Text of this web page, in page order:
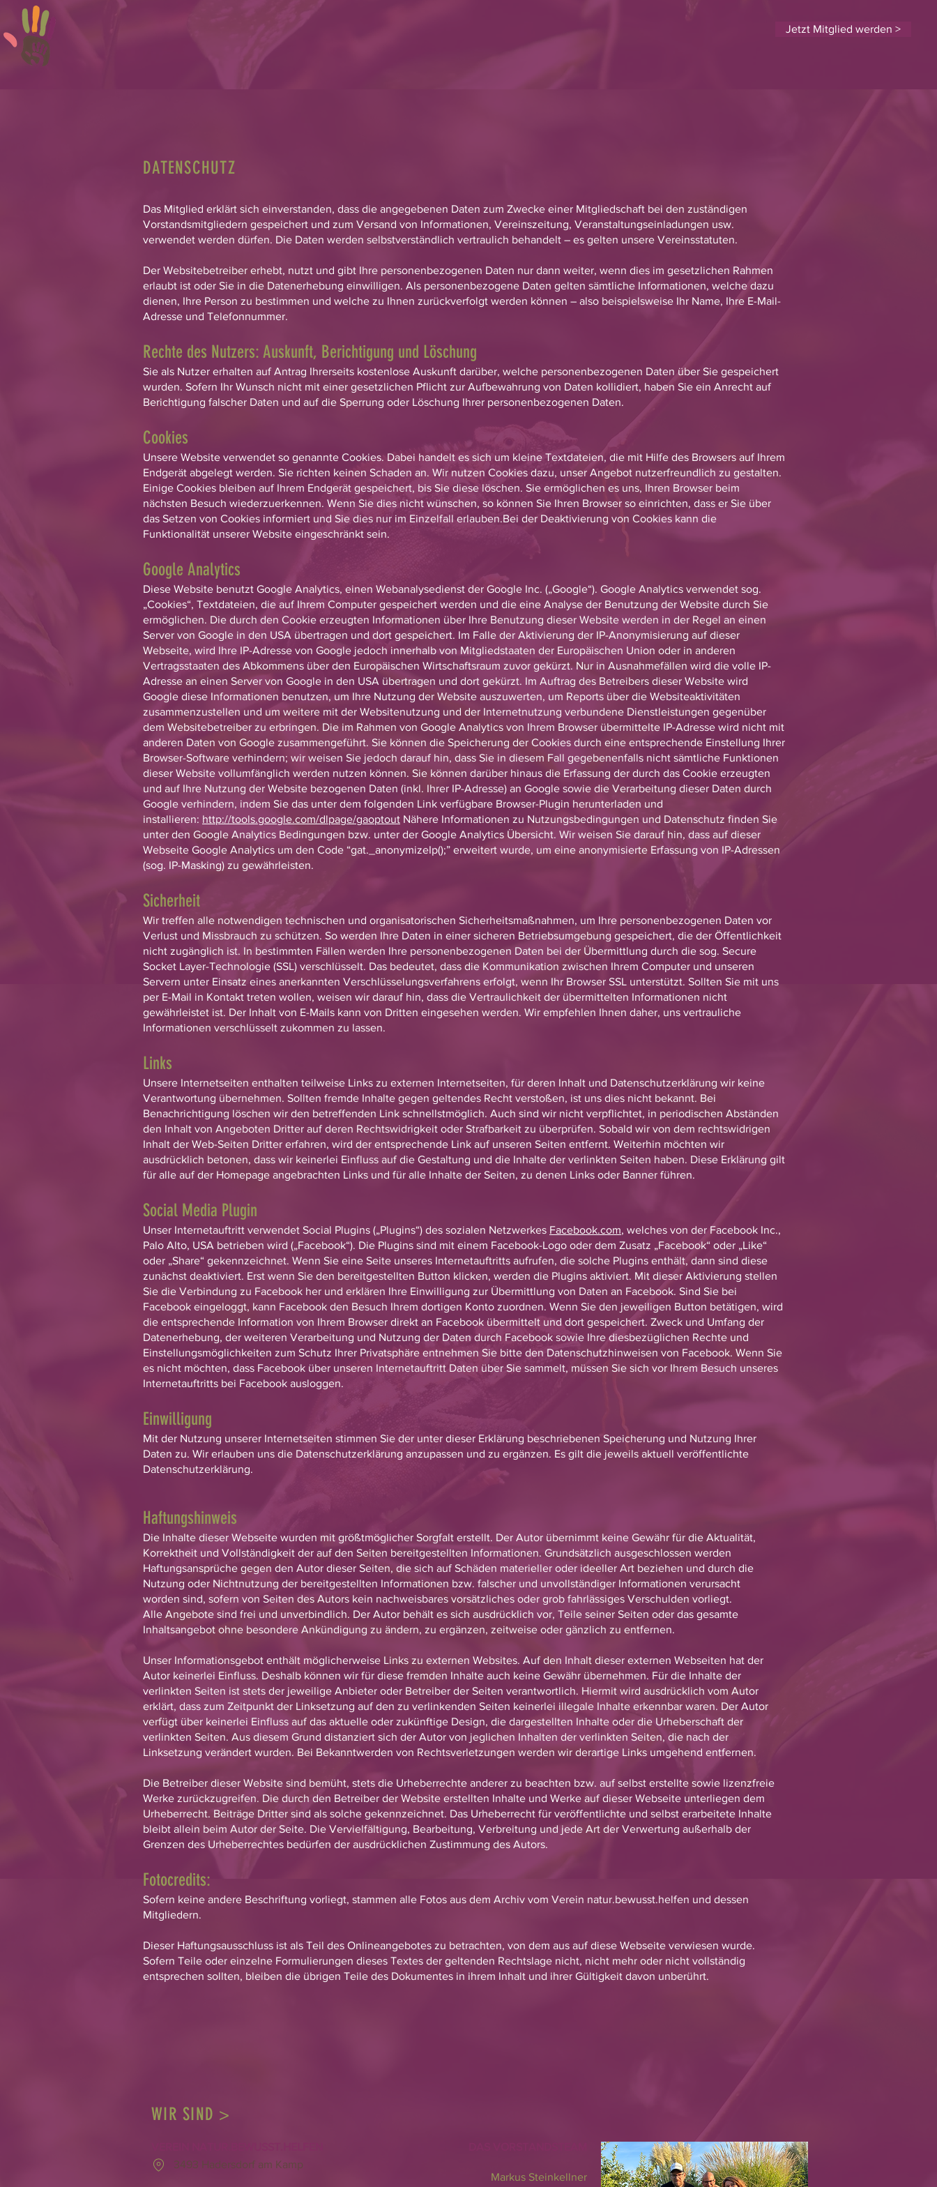
Jetzt Mitglied werden >
DATENSCHUTZ
Das Mitglied erklärt sich einverstanden, dass die angegebenen Daten zum Zwecke einer Mitgliedschaft bei den zuständigen
Vorstandsmitgliedern gespeichert und zum Versand von Informationen, Vereinszeitung, Veranstaltungseinladungen usw.
verwendet werden dürfen. Die Daten werden selbstverständlich vertraulich behandelt – es gelten unsere Vereinsstatuten.
Der Websitebetreiber erhebt, nutzt und gibt Ihre personenbezogenen Daten nur dann weiter, wenn dies im gesetzlichen Rahmen
erlaubt ist oder Sie in die Datenerhebung einwilligen. Als personenbezogene Daten gelten sämtliche Informationen, welche dazu
dienen, Ihre Person zu bestimmen und welche zu Ihnen zurückverfolgt werden können – also beispielsweise Ihr Name, Ihre E-Mail-
Adresse und Telefonnummer.
Rechte des Nutzers: Auskunft, Berichtigung und Löschung
Sie als Nutzer erhalten auf Antrag Ihrerseits kostenlose Auskunft darüber, welche personenbezogenen Daten über Sie gespeichert
wurden. Sofern Ihr Wunsch nicht mit einer gesetzlichen Pflicht zur Aufbewahrung von Daten kollidiert, haben Sie ein Anrecht auf
Berichtigung falscher Daten und auf die Sperrung oder Löschung Ihrer personenbezogenen Daten.
Cookies
Unsere Website verwendet so genannte Cookies. Dabei handelt es sich um kleine Textdateien, die mit Hilfe des Browsers auf Ihrem
Endgerät abgelegt werden. Sie richten keinen Schaden an. Wir nutzen Cookies dazu, unser Angebot nutzerfreundlich zu gestalten.
Einige Cookies bleiben auf Ihrem Endgerät gespeichert, bis Sie diese löschen. Sie ermöglichen es uns, Ihren Browser beim
nächsten Besuch wiederzuerkennen. Wenn Sie dies nicht wünschen, so können Sie Ihren Browser so einrichten, dass er Sie über
das Setzen von Cookies informiert und Sie dies nur im Einzelfall erlauben.Bei der Deaktivierung von Cookies kann die
Funktionalität unserer Website eingeschränkt sein.
Google Analytics
Diese Website benutzt Google Analytics, einen Webanalysedienst der Google Inc. („Google“). Google Analytics verwendet sog.
„Cookies“, Textdateien, die auf Ihrem Computer gespeichert werden und die eine Analyse der Benutzung der Website durch Sie
ermöglichen. Die durch den Cookie erzeugten Informationen über Ihre Benutzung dieser Website werden in der Regel an einen
Server von Google in den USA übertragen und dort gespeichert. Im Falle der Aktivierung der IP-Anonymisierung auf dieser
Webseite, wird Ihre IP-Adresse von Google jedoch innerhalb von Mitgliedstaaten der Europäischen Union oder in anderen
Vertragsstaaten des Abkommens über den Europäischen Wirtschaftsraum zuvor gekürzt. Nur in Ausnahmefällen wird die volle IP-
Adresse an einen Server von Google in den USA übertragen und dort gekürzt. Im Auftrag des Betreibers dieser Website wird
Google diese Informationen benutzen, um Ihre Nutzung der Website auszuwerten, um Reports über die Websiteaktivitäten
zusammenzustellen und um weitere mit der Websitenutzung und der Internetnutzung verbundene Dienstleistungen gegenüber
dem Websitebetreiber zu erbringen. Die im Rahmen von Google Analytics von Ihrem Browser übermittelte IP-Adresse wird nicht mit
anderen Daten von Google zusammengeführt. Sie können die Speicherung der Cookies durch eine entsprechende Einstellung Ihrer
Browser-Software verhindern; wir weisen Sie jedoch darauf hin, dass Sie in diesem Fall gegebenenfalls nicht sämtliche Funktionen
dieser Website vollumfänglich werden nutzen können. Sie können darüber hinaus die Erfassung der durch das Cookie erzeugten
und auf Ihre Nutzung der Website bezogenen Daten (inkl. Ihrer IP-Adresse) an Google sowie die Verarbeitung dieser Daten durch
Google verhindern, indem Sie das unter dem folgenden Link verfügbare Browser-Plugin herunterladen und
installieren: http://tools.google.com/dlpage/gaoptout Nähere Informationen zu Nutzungsbedingungen und Datenschutz finden Sie
unter den Google Analytics Bedingungen bzw. unter der Google Analytics Übersicht. Wir weisen Sie darauf hin, dass auf dieser
Webseite Google Analytics um den Code “gat._anonymizeIp();” erweitert wurde, um eine anonymisierte Erfassung von IP-Adressen
(sog. IP-Masking) zu gewährleisten.
Sicherheit
Wir treffen alle notwendigen technischen und organisatorischen Sicherheitsmaßnahmen, um Ihre personenbezogenen Daten vor
Verlust und Missbrauch zu schützen. So werden Ihre Daten in einer sicheren Betriebsumgebung gespeichert, die der Öffentlichkeit
nicht zugänglich ist. In bestimmten Fällen werden Ihre personenbezogenen Daten bei der Übermittlung durch die sog. Secure
Socket Layer-Technologie (SSL) verschlüsselt. Das bedeutet, dass die Kommunikation zwischen Ihrem Computer und unseren
Servern unter Einsatz eines anerkannten Verschlüsselungsverfahrens erfolgt, wenn Ihr Browser SSL unterstützt. Sollten Sie mit uns
per E-Mail in Kontakt treten wollen, weisen wir darauf hin, dass die Vertraulichkeit der übermittelten Informationen nicht
gewährleistet ist. Der Inhalt von E-Mails kann von Dritten eingesehen werden. Wir empfehlen Ihnen daher, uns vertrauliche
Informationen verschlüsselt zukommen zu lassen.
Links
Unsere Internetseiten enthalten teilweise Links zu externen Internetseiten, für deren Inhalt und Datenschutzerklärung wir keine
Verantwortung übernehmen. Sollten fremde Inhalte gegen geltendes Recht verstoßen, ist uns dies nicht bekannt. Bei
Benachrichtigung löschen wir den betreffenden Link schnellstmöglich. Auch sind wir nicht verpflichtet, in periodischen Abständen
den Inhalt von Angeboten Dritter auf deren Rechtswidrigkeit oder Strafbarkeit zu überprüfen. Sobald wir von dem rechtswidrigen
Inhalt der Web-Seiten Dritter erfahren, wird der entsprechende Link auf unseren Seiten entfernt. Weiterhin möchten wir
ausdrücklich betonen, dass wir keinerlei Einfluss auf die Gestaltung und die Inhalte der verlinkten Seiten haben. Diese Erklärung gilt
für alle auf der Homepage angebrachten Links und für alle Inhalte der Seiten, zu denen Links oder Banner führen.
Social Media Plugin
Unser Internetauftritt verwendet Social Plugins („Plugins“) des sozialen Netzwerkes Facebook.com, welches von der Facebook Inc.,
Palo Alto, USA betrieben wird („Facebook“). Die Plugins sind mit einem Facebook-Logo oder dem Zusatz „Facebook“ oder „Like“
oder „Share“ gekennzeichnet. Wenn Sie eine Seite unseres Internetauftritts aufrufen, die solche Plugins enthält, dann sind diese
zunächst deaktiviert. Erst wenn Sie den bereitgestellten Button klicken, werden die Plugins aktiviert. Mit dieser Aktivierung stellen
Sie die Verbindung zu Facebook her und erklären Ihre Einwilligung zur Übermittlung von Daten an Facebook. Sind Sie bei
Facebook eingeloggt, kann Facebook den Besuch Ihrem dortigen Konto zuordnen. Wenn Sie den jeweiligen Button betätigen, wird
die entsprechende Information von Ihrem Browser direkt an Facebook übermittelt und dort gespeichert. Zweck und Umfang der
Datenerhebung, der weiteren Verarbeitung und Nutzung der Daten durch Facebook sowie Ihre diesbezüglichen Rechte und
Einstellungsmöglichkeiten zum Schutz Ihrer Privatsphäre entnehmen Sie bitte den Datenschutzhinweisen von Facebook. Wenn Sie
es nicht möchten, dass Facebook über unseren Internetauftritt Daten über Sie sammelt, müssen Sie sich vor Ihrem Besuch unseres
Internetauftritts bei Facebook ausloggen.
Einwilligung
Mit der Nutzung unserer Internetseiten stimmen Sie der unter dieser Erklärung beschriebenen Speicherung und Nutzung Ihrer
Daten zu. Wir erlauben uns die Datenschutzerklärung anzupassen und zu ergänzen. Es gilt die jeweils aktuell veröffentlichte
Datenschutzerklärung.
Haftungshinweis
Die Inhalte dieser Webseite wurden mit größtmöglicher Sorgfalt erstellt. Der Autor übernimmt keine Gewähr für die Aktualität,
Korrektheit und Vollständigkeit der auf den Seiten bereitgestellten Informationen. Grundsätzlich ausgeschlossen werden
Haftungsansprüche gegen den Autor dieser Seiten, die sich auf Schäden materieller oder ideeller Art beziehen und durch die
Nutzung oder Nichtnutzung der bereitgestellten Informationen bzw. falscher und unvollständiger Informationen verursacht
worden sind, sofern von Seiten des Autors kein nachweisbares vorsätzliches oder grob fahrlässiges Verschulden vorliegt.
Alle Angebote sind frei und unverbindlich. Der Autor behält es sich ausdrücklich vor, Teile seiner Seiten oder das gesamte
Inhaltsangebot ohne besondere Ankündigung zu ändern, zu ergänzen, zeitweise oder gänzlich zu entfernen.
Unser Informationsgebot enthält möglicherweise Links zu externen Websites. Auf den Inhalt dieser externen Webseiten hat der
Autor keinerlei Einfluss. Deshalb können wir für diese fremden Inhalte auch keine Gewähr übernehmen. Für die Inhalte der
verlinkten Seiten ist stets der jeweilige Anbieter oder Betreiber der Seiten verantwortlich. Hiermit wird ausdrücklich vom Autor
erklärt, dass zum Zeitpunkt der Linksetzung auf den zu verlinkenden Seiten keinerlei illegale Inhalte erkennbar waren. Der Autor
verfügt über keinerlei Einfluss auf das aktuelle oder zukünftige Design, die dargestellten Inhalte oder die Urheberschaft der
verlinkten Seiten. Aus diesem Grund distanziert sich der Autor von jeglichen Inhalten der verlinkten Seiten, die nach der
Linksetzung verändert wurden. Bei Bekanntwerden von Rechtsverletzungen werden wir derartige Links umgehend entfernen.
Die Betreiber dieser Website sind bemüht, stets die Urheberrechte anderer zu beachten bzw. auf selbst erstellte sowie lizenzfreie
Werke zurückzugreifen. Die durch den Betreiber der Website erstellten Inhalte und Werke auf dieser Webseite unterliegen dem
Urheberrecht. Beiträge Dritter sind als solche gekennzeichnet. Das Urheberrecht für veröffentlichte und selbst erarbeitete Inhalte
bleibt allein beim Autor der Seite. Die Vervielfältigung, Bearbeitung, Verbreitung und jede Art der Verwertung außerhalb der
Grenzen des Urheberrechtes bedürfen der ausdrücklichen Zustimmung des Autors.
Fotocredits:
Sofern keine andere Beschriftung vorliegt, stammen alle Fotos aus dem Archiv vom Verein natur.bewusst.helfen und dessen
Mitgliedern.
Dieser Haftungsausschluss ist als Teil des Onlineangebotes zu betrachten, von dem aus auf diese Webseite verwiesen wurde.
Sofern Teile oder einzelne Formulierungen dieses Textes der geltenden Rechtslage nicht, nicht mehr oder nicht vollständig
entsprechen sollten, bleiben die übrigen Teile des Dokumentes in ihrem Inhalt und ihrer Gültigkeit davon unberührt.
WIR SIND >
Markus Steinkellner
3493 Hadersdorf am Kamp